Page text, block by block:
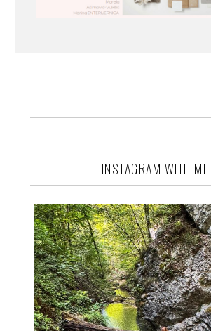
INSTAGRAM WITH ME!